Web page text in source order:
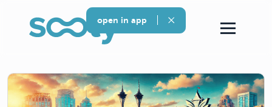
open in app